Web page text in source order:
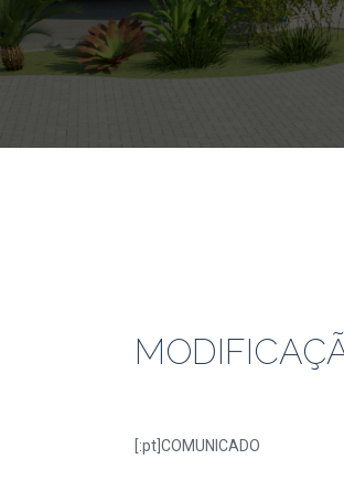
[:pt]COMUNICADO